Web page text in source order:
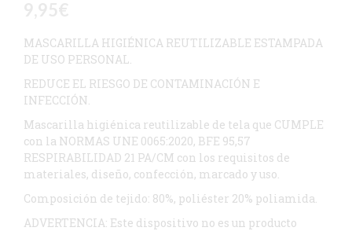
MASCARILLA HIGIÉNICA REUTILIZABLE ESTAMPADA
DE USO PERSONAL.
REDUCE EL RIESGO DE CONTAMINACIÓN E
INFECCIÓN.
Mascarilla higiénica reutilizable de tela que CUMPLE
con la NORMAS UNE 0065:2020, BFE 95,57
RESPIRABILIDAD 21 PA/CM con los requisitos de
materiales, diseño, confección, marcado y uso.
Composición de tejido: 80%, poliéster 20% poliamida.
ADVERTENCIA: Este dispositivo no es un producto